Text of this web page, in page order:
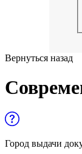
Вернуться назад
Город выдачи